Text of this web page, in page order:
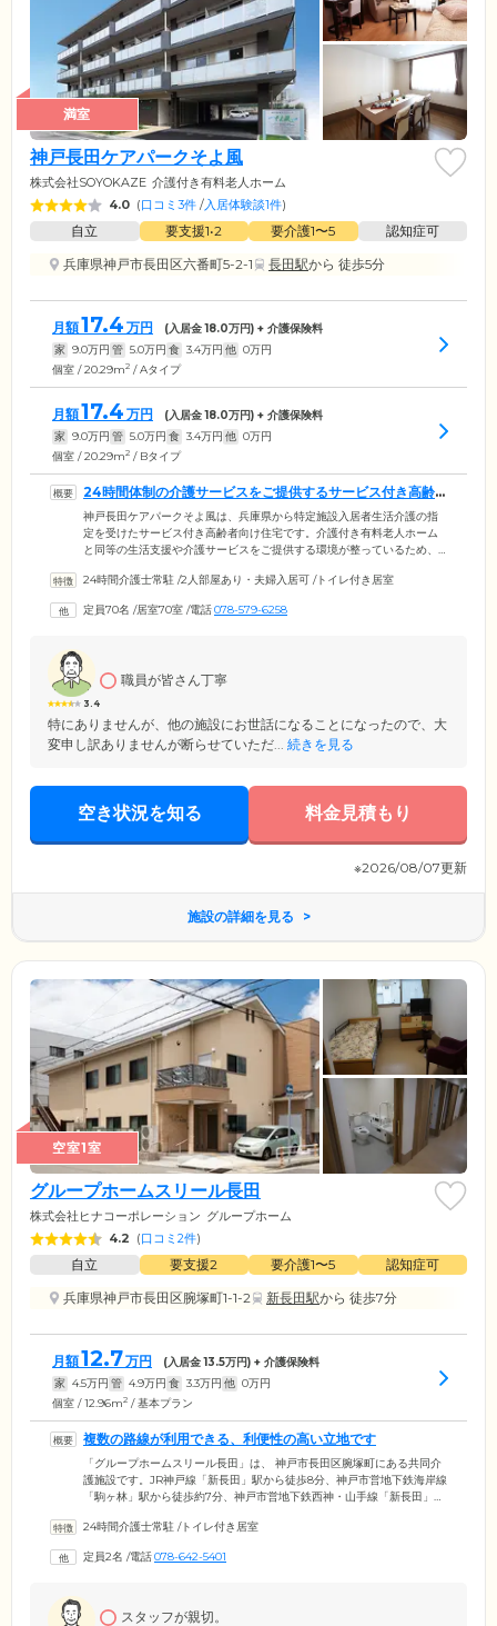
満室
神戸長田ケアパークそよ風
株式会社SOYOKAZE 介護付き有料老人ホーム
4.0 (口コミ3件 /入居体験談1件)
自立 要支援1•2 要介護1〜5
認知症可
兵庫県神戸市長田区六番町5-2-1
長田駅から 徒歩5分
月額17.4 万円 (入居金18.0万円) + 介護保険料
家 9.0万円 管 5.0万円 食 3.4万円 他 0万円
個室 / 20.29m2 / Aタイプ
月額17.4 万円 (入居金18.0万円) + 介護保険料
家 9.0万円 管 5.0万円 食 3.4万円 他 0万円
個室 / 20.29m2 / Bタイプ
24時間体制の介護サービスをご提供するサービス付き高齢
者向け住宅です
神戸長田ケアパークそよ風は、兵庫県から特定施設入居者生活介護の指
定を受けたサービス付き高齢者向け住宅です。介護付き有料老人ホーム
と同等の生活支援や介護サービスをご提供する環境が整っているため、
護スタッフは24時間365日常駐。お食事、掃除、洗濯などの生活サポート
め細やかにお手伝いいたします。また医療機関とも協力体制を整えてお
24時間介護士常駐 /2人部屋あり・夫婦入居可 /トイレ付き居室
定員70名 /居室70室 /電話078-579-6258
3.4
職員が皆さん丁寧
特にありませんが、他の施設にお世話になることになったので、大
変申し訳ありませんが断らせていただ... 続きを見る
空き状況を知る 料金見積もり
※2026/08/07更新
施設の詳細を見る
空室1室
グループホームスリール長田
株式会社ヒナコーポレーション グループホーム
4.2 (口コミ2件)
自立 要支援2 要介護1〜5
認知症可
兵庫県神戸市長田区腕塚町1-1-2
新長田駅から 徒歩7分
月額12.7万円 (入居金13.5万円) + 介護保険料
家 4.5万円 管 4.9万円 食 3.3万円 他 0万円
個室 / 12.96m2 / 基本プラン
複数の路線が利用できる、利便性の高い立地です
「グループホームスリール長田」は、 神戸市長田区腕塚町にある共同介
護施設です。JR神戸線「新長田」駅から徒歩8分、神戸市営地下鉄海岸線
「駒ヶ林」駅から徒歩約7分、神戸市営地下鉄西神・山手線「新長田」駅
に来られるご家族様やご友人様からご好評いただいている立地です。閑
室ひとり部屋でご用意していますので、ご入居者様それぞれのライフス
24時間介護士常駐 /トイレ付き居室
定員2名 /電話078-642-5401
スタッフが親切。